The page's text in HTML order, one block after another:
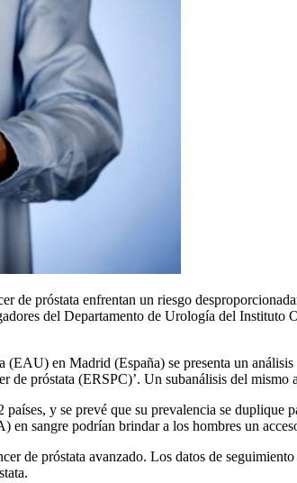
de próstata enfrentan un riesgo
del Departamento de Urología del
en Madrid (España) se presenta un
de próstata (ERSPC)’. Un subanálisis del
y se prevé que su prevalencia se
en sangre podrían brindar a los hombres un
de próstata avanzado. Los datos de